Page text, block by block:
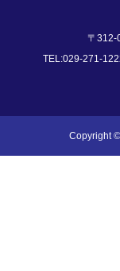
〒312-
TEL:029-271-
Copyright ©